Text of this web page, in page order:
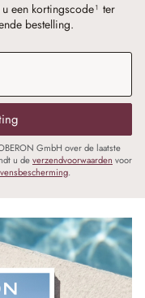
een kortingscode¹ ter
bestelling.
GmbH over de laatste
u deverzendvoorwaarden voor
.